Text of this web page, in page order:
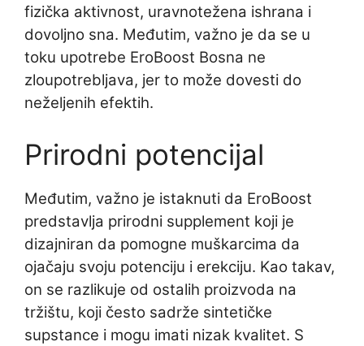
fizička aktivnost, uravnotežena ishrana i
dovoljno sna. Međutim, važno je da se u
toku upotrebe EroBoost Bosna ne
zloupotrebljava, jer to može dovesti do
neželjenih efektih.
Prirodni potencijal
Međutim, važno je istaknuti da EroBoost
predstavlja prirodni supplement koji je
dizajniran da pomogne muškarcima da
ojačaju svoju potenciju i erekciju. Kao takav,
on se razlikuje od ostalih proizvoda na
tržištu, koji često sadrže sintetičke
supstance i mogu imati nizak kvalitet. S